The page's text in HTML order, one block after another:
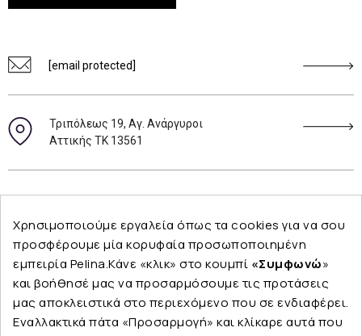
[email protected]
Τριπόλεως 19, Αγ. Ανάργυροι
Αττικής ΤΚ 13561
Εταιρεία
Χρησιμοποιούμε εργαλεία όπως τα cookies για να σου
προσφέρουμε μία κορυφαία προσωποποιημένη
εμπειρία Pelina.Κάνε «κλικ» στο κουμπί «Συμφωνώ»
και βοήθησέ μας να προσαρμόσουμε τις προτάσεις
μας αποκλειστικά στο περιεχόμενο που σε ενδιαφέρει.
Εναλλακτικά πάτα «Προσαρμογή» και κλίκαρε αυτά που